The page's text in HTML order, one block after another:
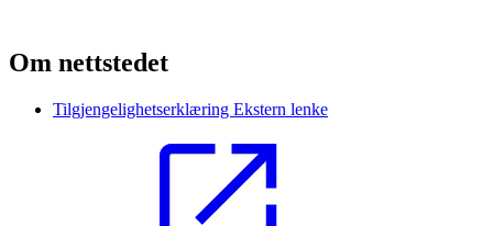
Om nettstedet
Tilgjengelighetserklæring Ekstern lenke